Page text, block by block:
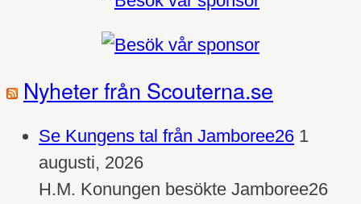
Nyheter från Scouterna.se
Se Kungens tal från Jamboree26 1
augusti, 2026
H.M. Konungen besökte Jamboree26